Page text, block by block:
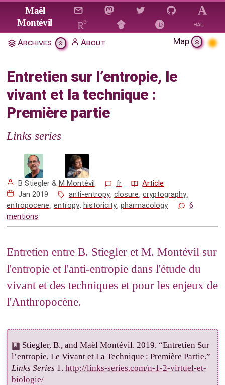
Jump to main content
Maël
Montévil
Archives About Map
Entretien sur l’entropie, le
vivant et la technique :
Première partie
Links series
B Stiegler& M Montévil fr
Article
Jan 2019
anti-entropy,closure,cryptography,
entropocene, entropy,historicity,pharmacology
6
mentions
Entretien entre B. Stiegler et M. Montévil sur
l'entropie et l'anti-entropie dans l'étude du
vivant et des techniques et pour les enjeux de
l'Anthropocène.
Stiegler, B., and Maël Montévil. 2019. “Entretien Sur
l’entropie, Le Vivant et La Technique : Première Partie.”
Links Series 1.http://links-series.com/n-1-2-virtuel-et-
biologie/
Entretien sur l’entropie, le
partie
Citation & Download
Références